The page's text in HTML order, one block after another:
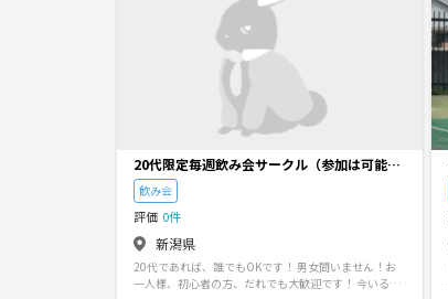
屋でゆっくり飲んだり、 ラーメンで締めたり、 大人な
らではの気楽な飲み会を楽しみましょう。 興味があれ
ば、まずは軽くお話してみませんか。 雰囲気が合いそ
うなら、ぜひご一緒に。
20代限定毎週飲み会サークル（参加は可能な
時だけ）
飲み会
評価 0件
新潟県
20代であれば、誰でもOKです！ 男女問いません！お
一人様、初心者の方、だれでも大歓迎です！ 今いるメ